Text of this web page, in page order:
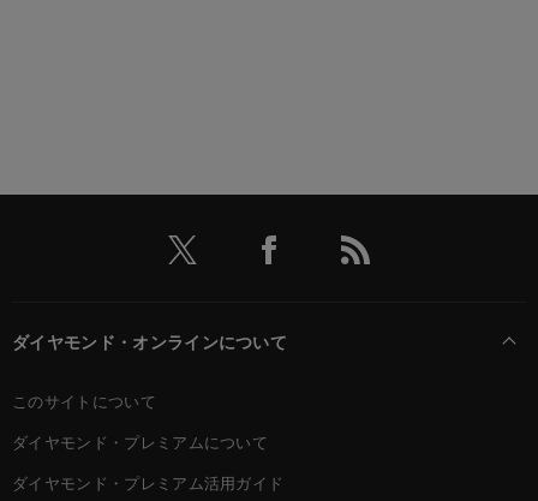
ダイヤモンド・オンラインについて
このサイトについて
ダイヤモンド・プレミアムについて
ダイヤモンド・プレミアム活用ガイド